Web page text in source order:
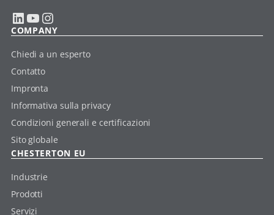
LinkedIn YouTube Instagram
COMPANY
Chiedi a un esperto
Contatto
Impronta
Informativa sulla privacy
Condizioni generali e certificazioni
Sito globale
CHESTERTON EU
Industrie
Prodotti
Servizi